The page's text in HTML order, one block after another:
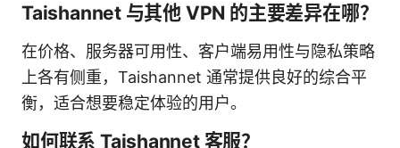
Taishannet 与其他 VPN 的主要差异在哪？
在价格、服务器可用性、客户端易用性与隐私策略
上各有侧重，Taishannet 通常提供良好的综合平
衡，适合想要稳定体验的用户。
如何联系 Taishannet 客服？